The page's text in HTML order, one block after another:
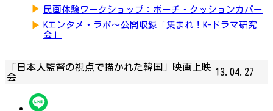
▶ 民画体験ワークショップ：ポーチ・クッションカバー
▶ Kエンタメ・ラボ～公開収録「集まれ！K-ドラマ研究
会」
「日本人監督の視点で描かれた韓国」映画上映
会
13.04.27